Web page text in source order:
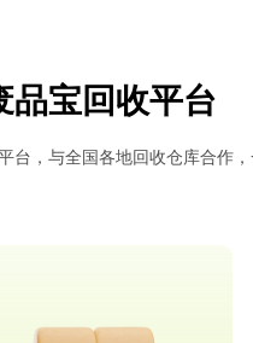
品宝回收平台
台，与全国各地回收仓库合作